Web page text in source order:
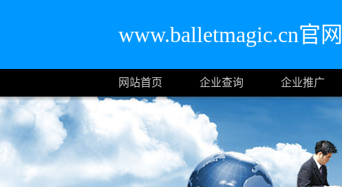
www.balletmagic.cn官
网站首页 企业查询 企业推广